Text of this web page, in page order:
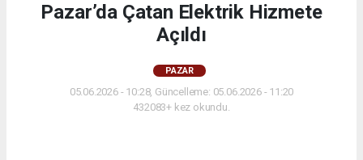
Pazar’da Çatan Elektrik Hizmete
Açıldı
PAZAR
05.06.2026 - 10:28, Güncelleme: 05.06.2026 - 11:20
432083+ kez okundu.